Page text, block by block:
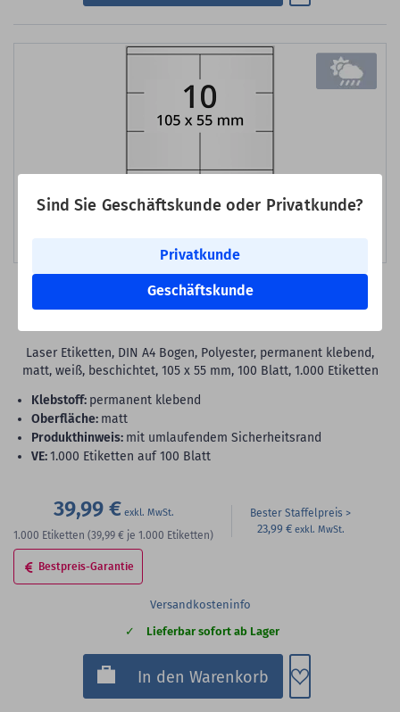
Sind Sie Geschäftskunde oder Privatkunde?
Privatkunde
Geschäftskunde
Art-Nr.: EB-WE-105055
Laser Etiketten, DIN A4 Bogen, Polyester, permanent klebend,
matt, weiß, beschichtet, 105 x 55 mm, 100 Blatt, 1.000 Etiketten
Klebstoff: permanent klebend
Oberfläche: matt
Produkthinweis: mit umlaufendem Sicherheitsrand
VE:1.000 Etiketten auf 100 Blatt
39,99 €
1.000 Etiketten (39,99 € je 1.000 Etiketten)
Bester Staffelpreis
23,99 €
Bestpreis-Garantie
Versandkosteninfo
Lieferbar sofort ab Lager
In den Warenkorb Zum